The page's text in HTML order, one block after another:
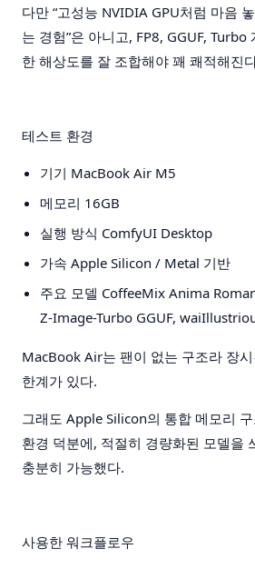
다만 “고성능 NVIDIA GPU처럼 마음
는 경험”은 아니고, FP8, GGUF, Turbo
한 해상도를 잘 조합해야 꽤 쾌적해진
테스트 환경
기기 MacBook Air M5
메모리 16GB
실행 방식 ComfyUI Desktop
가속 Apple Silicon / Metal 기반
주요 모델 CoffeeMix Anima
Z-Image-Turbo GGUF,
MacBook Air는 팬이 없는 구조라 장
한계가 있다.
그래도 Apple Silicon의 통합 메모리
환경 덕분에, 적절히 경량화된 모델을
충분히 가능했다.
사용한 워크플로우